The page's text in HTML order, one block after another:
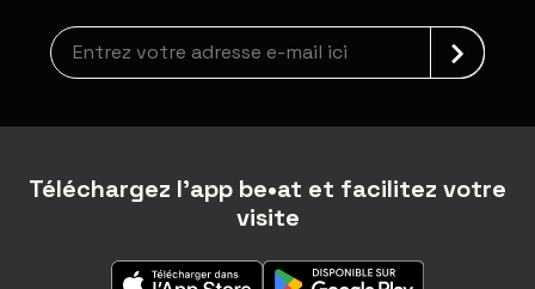
Inscription à la newsletter
Téléchargez l'app be•at et facilitez votre
visite